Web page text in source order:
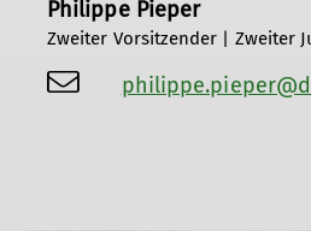
Philippe Pieper
Zweiter Vorsitzender | Zweiter